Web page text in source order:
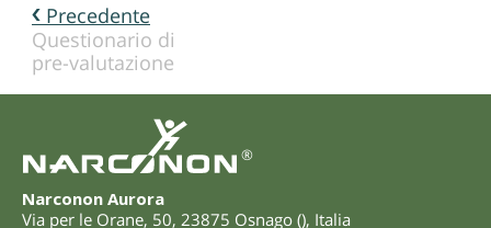
Precedente
Questionario di
pre-valutazione
®
Narconon Aurora
Via per le Orane, 50, 23875 Osnago (), Italia